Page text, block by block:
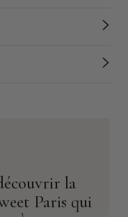
la
Paris qui